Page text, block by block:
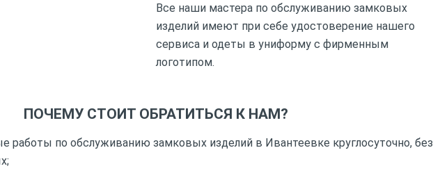
Все наши мастера по обслуживанию замковых
изделий имеют при себе удостоверение нашего
сервиса и одеты в униформу с фирменным
логотипом.
ПОЧЕМУ СТОИТ ОБРАТИТЬСЯ К НАМ?
по обслуживанию замковых изделий в Ивантеевке круглосуточно, без